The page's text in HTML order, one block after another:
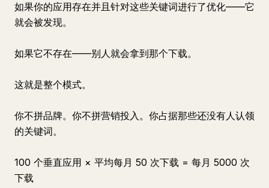
如果你的应用存在并且针对这些关键词进行了优化——它
就会被发现。
如果它不存在——别人就会拿到那个下载。
这就是整个模式。
你不拼品牌。你不拼营销投入。你占据那些还没有人认领
的关键词。
100 个垂直应用 × 平均每月 50 次下载 = 每月 5000 次
下载